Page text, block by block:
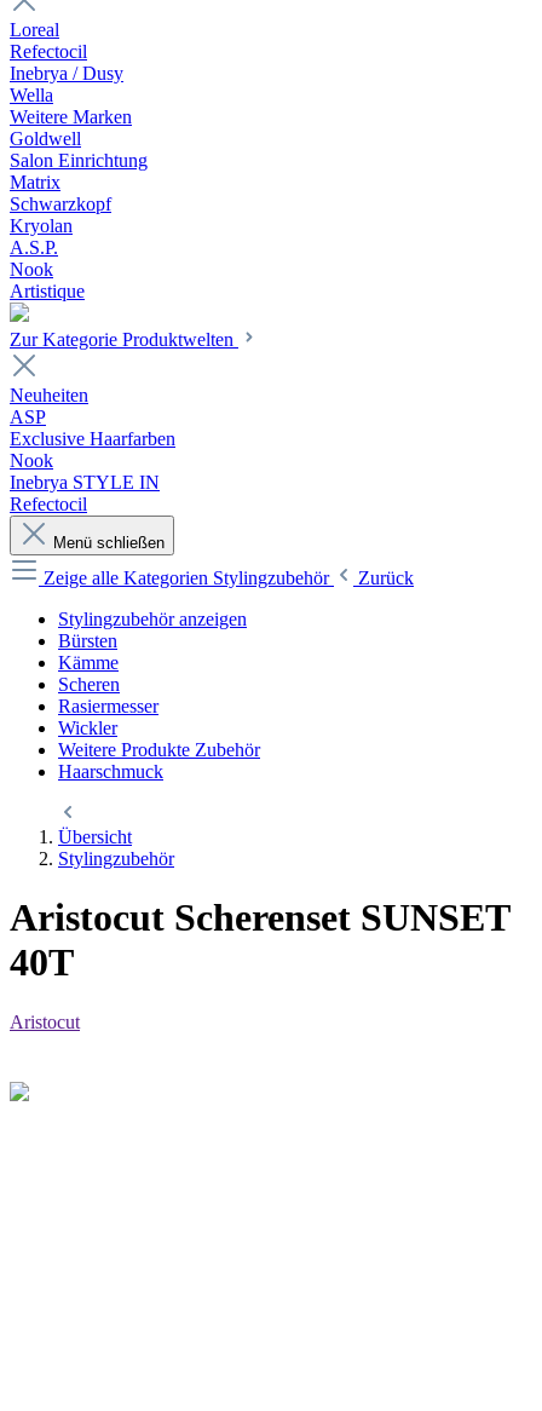
Loreal
Refectocil
Inebrya / Dusy
Wella
Weitere Marken
Goldwell
Salon Einrichtung
Matrix
Schwarzkopf
Kryolan
A.S.P.
Nook
Artistique
Zur Kategorie Produktwelten
Neuheiten
ASP
Exclusive Haarfarben
Nook
Inebrya STYLE IN
Refectocil
Menü schließen
Zeige alle Kategorien Stylingzubehör
Zurück
Stylingzubehör anzeigen
Bürsten
Kämme
Scheren
Rasiermesser
Wickler
Weitere Produkte Zubehör
Haarschmuck
Übersicht
Stylingzubehör
Aristocut Scherenset SUNSET
40T
Aristocut